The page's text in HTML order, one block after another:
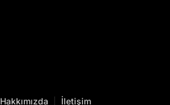
Hakkımızda İletişim